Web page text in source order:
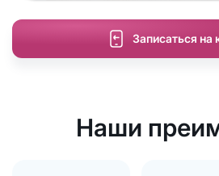
Записаться на
Наши